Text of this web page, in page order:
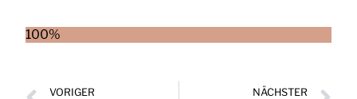
100%
VORIGER NÄCHSTER